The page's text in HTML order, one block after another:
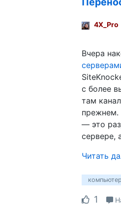
4X_Pro
Вчера
с более
там
прежнем.
— это
сервере,
Читать
1